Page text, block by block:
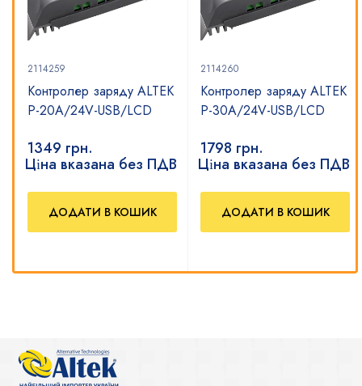
2114259
Контролер заряду ALTEK
P-20А/24V-USB/LCD
1349 грн.
Ціна вказана без ПДВ
ДОДАТИ В КОШИК
2114260
Контролер заряду ALTEK
P-30А/24V-USB/LCD
1798 грн.
Ціна вказана без ПДВ
ДОДАТИ В КОШИК